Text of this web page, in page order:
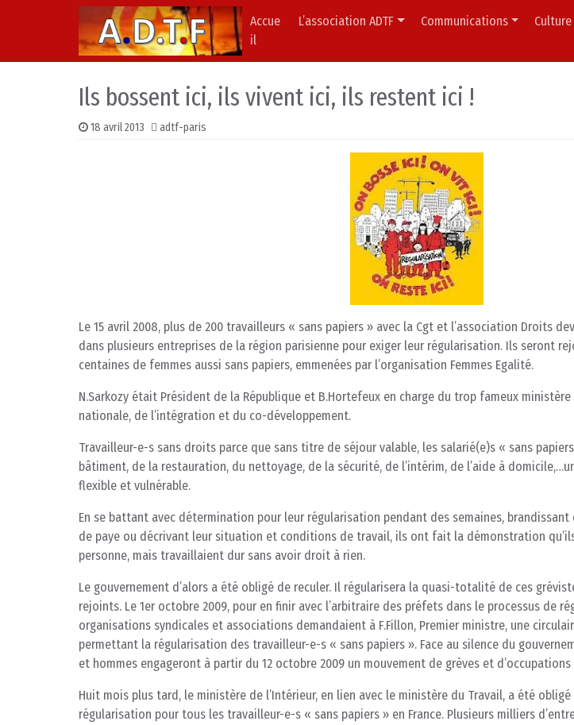
Skip to content
Main Navigation
Accue
il
L’association ADTF Communications Culture
Ils bossent ici, ils vivent ici, ils restent ici !
18 avril 2013 adtf-paris
Le 15 avril 2008, plus de 200 travailleurs « sans papiers » avec la Cgt et l’association Droits
dans plusieurs entreprises de la région parisienne pour exiger leur régularisation. Ils seront
centaines de femmes aussi sans papiers, emmenées par l’organisation Femmes Egalité.
N.Sarkozy était Président de la République et B.Hortefeux en charge du trop fameux
nationale, de l’intégration et du co-développement.
Travailleur-e-s sans droits parce que sans titre de séjour valable, les salarié(e)s « sans
bâtiment, de la restauration, du nettoyage, de la sécurité, de l’intérim, de l’aide à
flexible et vulnérable.
En se battant avec détermination pour leur régularisation pendant des semaines,
de paye ou décrivant leur situation et conditions de travail, ils ont fait la démonstration
personne, mais travaillaient dur sans avoir droit à rien.
Le gouvernement d’alors a été obligé de reculer. Il régularisera la quasi-totalité de ces
rejoints. Le 1er octobre 2009, pour en finir avec l’arbitraire des préfets dans le processus de
organisations syndicales et associations demandaient à F.Fillon, Premier ministre, une
permettant la régularisation des travailleur-e-s « sans papiers ». Face au silence du
et hommes engageront à partir du 12 octobre 2009 un mouvement de grèves et
Huit mois plus tard, le ministère de l’Intérieur, en lien avec le ministère du Travail, a été
régularisation pour tous les travailleur-e-s « sans papiers » en France. Plusieurs milliers